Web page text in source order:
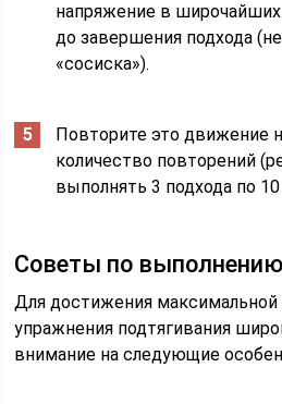
напряжение в
до завершения подхода
«сосиска»).
Повторите это движение
количество повторений
выполнять 3 подхода по
Советы по
Для достижения
упражнения подтягивания
внимание на следующие